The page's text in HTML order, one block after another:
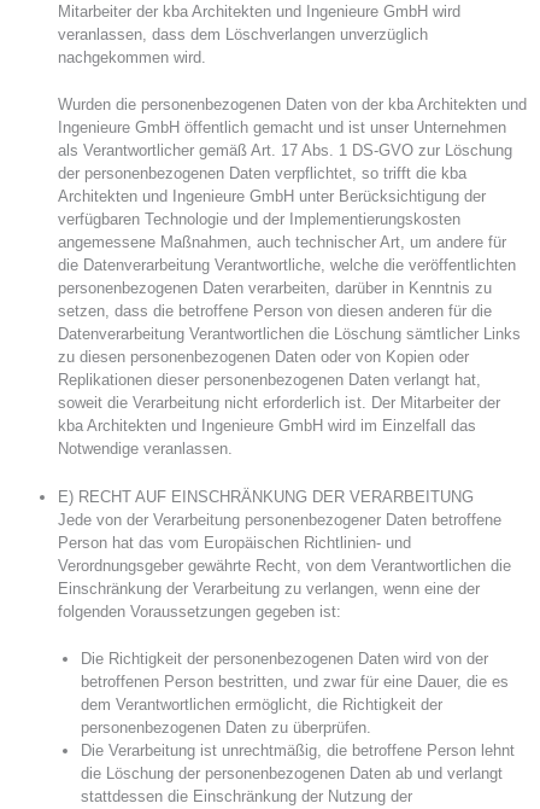
Mitarbeiter der kba Architekten und Ingenieure GmbH wird
veranlassen, dass dem Löschverlangen unverzüglich
nachgekommen wird.
Wurden die personenbezogenen Daten von der kba Architekten und
Ingenieure GmbH öffentlich gemacht und ist unser Unternehmen
als Verantwortlicher gemäß Art. 17 Abs. 1 DS-GVO zur Löschung
der personenbezogenen Daten verpflichtet, so trifft die kba
Architekten und Ingenieure GmbH unter Berücksichtigung der
verfügbaren Technologie und der Implementierungskosten
angemessene Maßnahmen, auch technischer Art, um andere für
die Datenverarbeitung Verantwortliche, welche die veröffentlichten
personenbezogenen Daten verarbeiten, darüber in Kenntnis zu
setzen, dass die betroffene Person von diesen anderen für die
Datenverarbeitung Verantwortlichen die Löschung sämtlicher Links
zu diesen personenbezogenen Daten oder von Kopien oder
Replikationen dieser personenbezogenen Daten verlangt hat,
soweit die Verarbeitung nicht erforderlich ist. Der Mitarbeiter der
kba Architekten und Ingenieure GmbH wird im Einzelfall das
Notwendige veranlassen.
E) RECHT AUF EINSCHRÄNKUNG DER VERARBEITUNG
Jede von der Verarbeitung personenbezogener Daten betroffene
Person hat das vom Europäischen Richtlinien- und
Verordnungsgeber gewährte Recht, von dem Verantwortlichen die
Einschränkung der Verarbeitung zu verlangen, wenn eine der
folgenden Voraussetzungen gegeben ist:
Die Richtigkeit der personenbezogenen Daten wird von der
betroffenen Person bestritten, und zwar für eine Dauer, die es
dem Verantwortlichen ermöglicht, die Richtigkeit der
personenbezogenen Daten zu überprüfen.
Die Verarbeitung ist unrechtmäßig, die betroffene Person lehnt
die Löschung der personenbezogenen Daten ab und verlangt
stattdessen die Einschränkung der Nutzung der